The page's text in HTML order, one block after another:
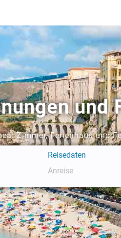
und
Zimmer, Ferienhaus und
Reisedaten